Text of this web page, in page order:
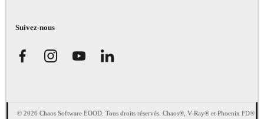
Suivez-nous
© 2026 Chaos Software EOOD. Tous droits réservés. Chaos®, V-Ray® et Phoenix FD®